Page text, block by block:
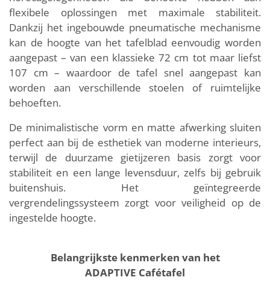
flexibele oplossingen met maximale stabiliteit.
Dankzij het ingebouwde pneumatische mechanisme
kan de hoogte van het tafelblad eenvoudig worden
aangepast – van een klassieke 72 cm tot maar liefst
107 cm – waardoor de tafel snel aangepast kan
worden aan verschillende stoelen of ruimtelijke
behoeften.
De minimalistische vorm en matte afwerking sluiten
perfect aan bij de esthetiek van moderne interieurs,
terwijl de duurzame gietijzeren basis zorgt voor
stabiliteit en een lange levensduur, zelfs bij gebruik
buitenshuis. Het geïntegreerde
vergrendelingssysteem zorgt voor veiligheid op de
ingestelde hoogte.
Belangrijkste kenmerken van het
ADAPTIVE Cafétafel